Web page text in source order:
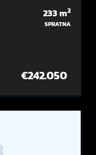
233m2
SPRATNA
€242.050